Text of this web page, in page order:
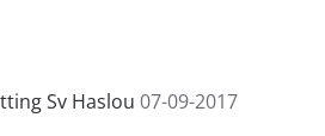
Sv Haslou 07-09-2017